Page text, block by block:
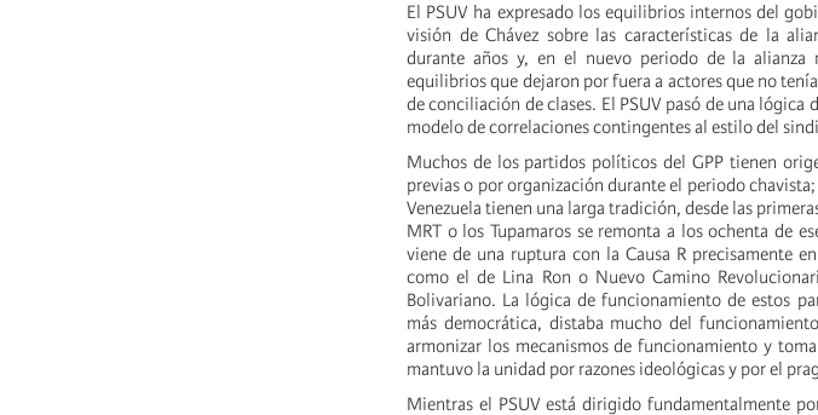
El PSUV ha expresado los equilibrios internos del
visión de Chávez sobre las características de la
durante años y, en el nuevo periodo de la
equilibrios que dejaron por fuera a actores que no
de conciliación de clases. El PSUV pasó de una
modelo de correlaciones contingentes al estilo del
Muchos de los partidos políticos del GPP tienen
previas o por organización durante el periodo
Venezuela tienen una larga tradición, desde las
MRT o los Tupamaros se remonta a los ochenta de
viene de una ruptura con la Causa R precisamente
como el de Lina Ron o Nuevo Camino
Bolivariano. La lógica de funcionamiento de estos
más democrática, distaba mucho del
armonizar los mecanismos de funcionamiento y
mantuvo la unidad por razones ideológicas y por el
Mientras el PSUV está dirigido fundamentalmente